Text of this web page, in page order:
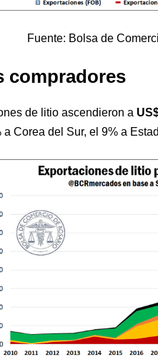
Fuente: Bolsa de
compradores
de litio ascendieron a
Corea del Sur, el 9% a